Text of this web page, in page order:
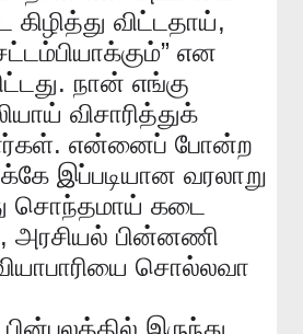
கிழித்து விட்டதாய்,
” என
. நான் எங்கு
விசாரித்துக்
. என்னைப் போன்ற
இப்படியான வரலாறு
சொந்தமாய் கடை
, அரசியல் பின்னணி
சொல்லவா